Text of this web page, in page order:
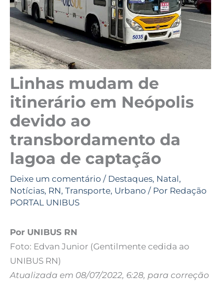
Linhas mudam de
itinerário em Neópolis
devido ao
transbordamento da
lagoa de captação
Deixe um comentário / Destaques, Natal,
Notícias, RN, Transporte, Urbano / Por Redação
PORTAL UNIBUS
Por UNIBUS RN
Foto: Edvan Junior (Gentilmente cedida ao
UNIBUS RN)
Atualizada em 08/07/2022, 6:28, para correção